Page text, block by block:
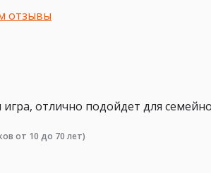
отзывы
игра, отлично подойдет для
от 10 до 70 лет)